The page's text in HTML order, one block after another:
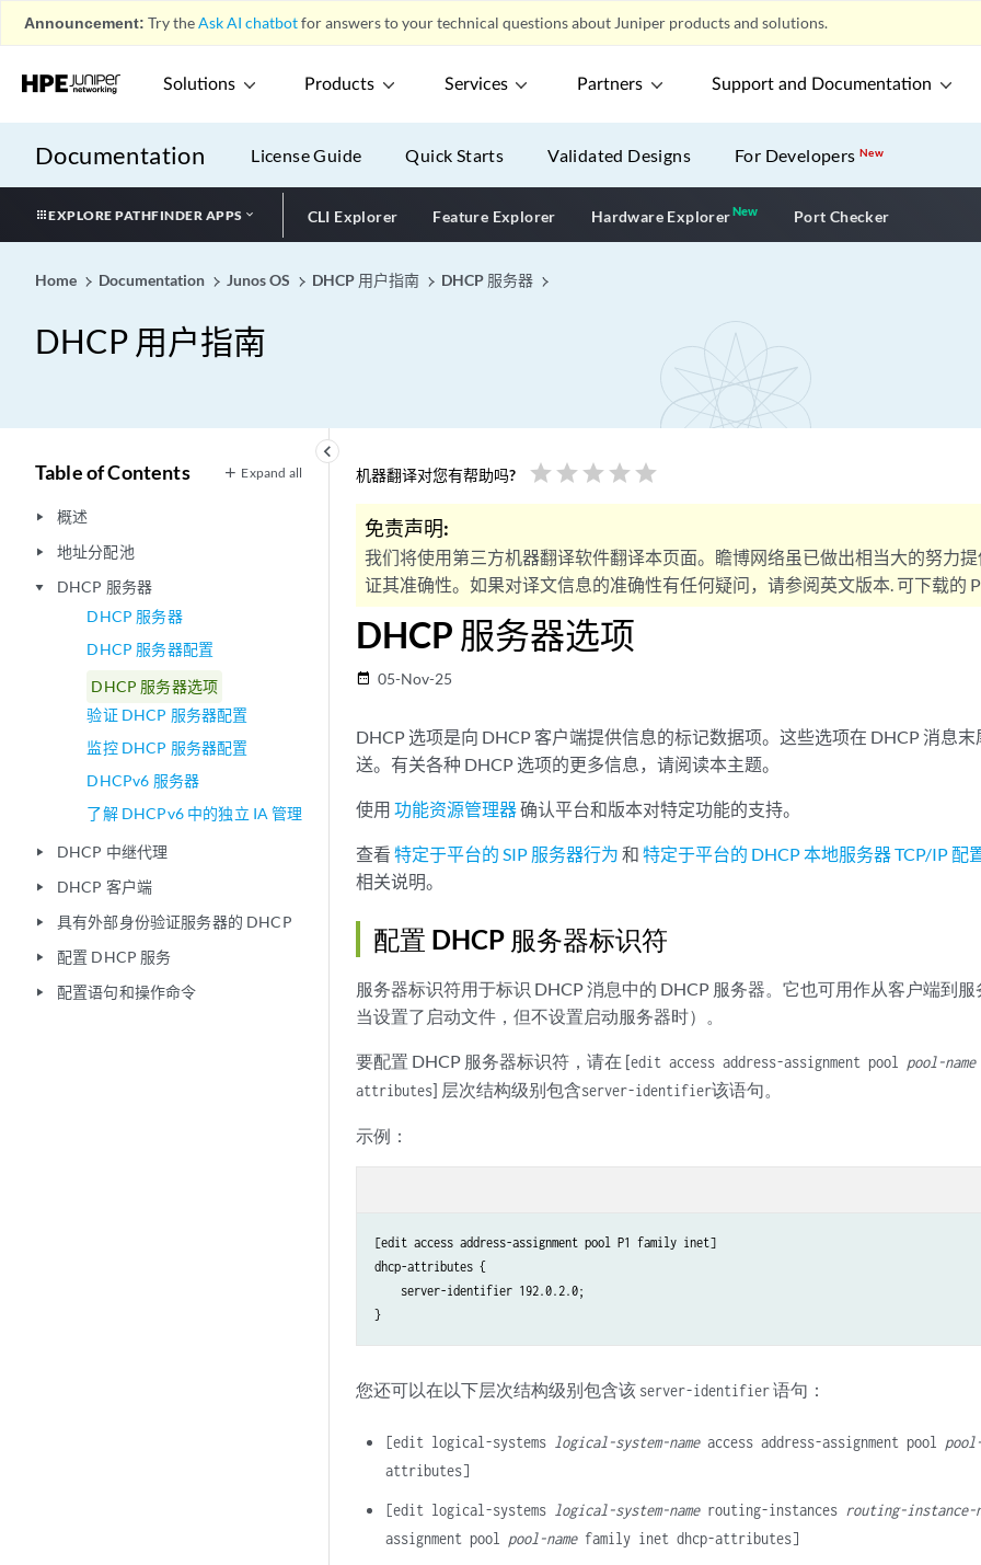
Announcement: Try theAsk AI chatbotfor answers to your technical questions about Juniper products and solutions.
Solutions Products Services Partners Support and Documentation
Documentation License Guide Quick Starts Validated Designs For DevelopersNew
EXPLORE PATHFINDER APPS CLI Explorer Feature Explorer Hardware ExplorerNewNew application
Port Checker
Home Documentation Junos OS DHCP 用户指南 DHCP 服务器
DHCP 用户指南
keyboard_arrow_left
Table of Contents Expand all
play_arrow 概述
play_arrow 地址分配池
play_arrow
DHCP 服务器
DHCP 服务器
DHCP 服务器配置
DHCP 服务器选项
验证 DHCP 服务器配置
监控 DHCP 服务器配置
DHCPv6 服务器
了解 DHCPv6 中的独立 IA 管理
play_arrow DHCP 中继代理
play_arrow DHCP 客户端
play_arrow 具有外部身份验证服务器的 DHCP
play_arrow 配置 DHCP 服务
play_arrow 配置语句和操作命令
机器翻译对您有帮助吗? star star star star star
免责声明:
我们将使用第三方机器翻译软件翻译本页面。瞻博网络虽已做出相当大的努力
证其准确性。如果对译文信息的准确性有任何疑问，请参阅英文版本. 可下载的
DHCP 服务器选项
date_range 05-Nov-25
DHCP 选项是向 DHCP 客户端提供信息的标记数据项。这些选项在 DHCP 消息
送。有关各种 DHCP 选项的更多信息，请阅读本主题。
使用 功能资源管理器确认平台和版本对特定功能的支持。
查看 特定于平台的 SIP 服务器行为 和 特定于平台的 DHCP 本地服务器 TCP/IP 配
相关说明。
配置 DHCP 服务器标识符
服务器标识符用于标识 DHCP 消息中的 DHCP 服务器。它也可用作从客户端到服
当设置了启动文件，但不设置启动服务器时）。
要配置 DHCP 服务器标识符，请在 [edit access address-assignment pool pool-name
attributes] 层次结构级别包含server-identifier该语句。
示例：
[edit access address-assignment pool P1 family inet]
dhcp-attributes {
    server-identifier 192.0.2.0;
您还可以在以下层次结构级别包含该 server-identifier语句：
[edit logical-systems logical-system-nameaccess address-assignment pool
attributes]
[edit logical-systems logical-system-namerouting-instances routing-instance-
assignment pool pool-namefamily inet dhcp-attributes]